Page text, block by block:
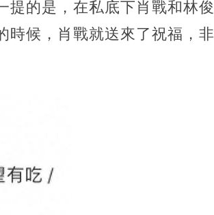
提的是，在私底下肖戰和林俊
時候，肖戰就送來了祝福，非